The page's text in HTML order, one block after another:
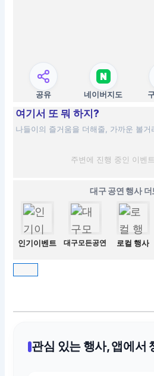
공유 네이버지도
여기서 또 뭐 하지?
나들이의 즐거움을 더해줄, 가까운 볼거
주변에 진행 중인 이벤
대구 공연 행사 더
인기이벤트 대구모든공연 로컬 행사
관심 있는 행사, 앱에서